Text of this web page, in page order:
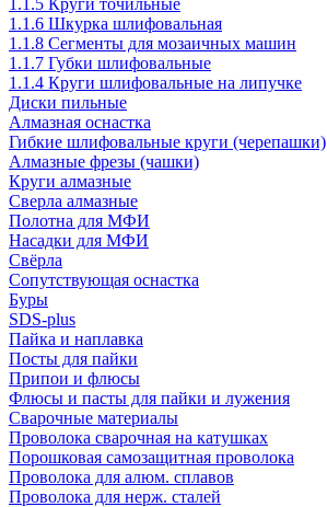
1.1.5 Круги точильные
1.1.6 Шкурка шлифовальная
1.1.8 Сегменты для мозаичных машин
1.1.7 Губки шлифовальные
1.1.4 Круги шлифовальные на липучке
Диски пильные
Алмазная оснастка
Гибкие шлифовальные круги (черепашки)
Алмазные фрезы (чашки)
Круги алмазные
Сверла алмазные
Полотна для МФИ
Насадки для МФИ
Свёрла
Сопутствующая оснастка
Буры
SDS-plus
Пайка и наплавка
Посты для пайки
Припои и флюсы
Флюсы и пасты для пайки и лужения
Сварочные материалы
Проволока сварочная на катушках
Порошковая самозащитная проволока
Проволока для алюм. сплавов
Проволока для нерж. сталей